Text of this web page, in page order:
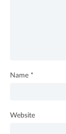
Name *
Website